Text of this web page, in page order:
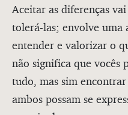
Aceitar as diferenças
tolerá-las; envolve uma
entender e valorizar o
não significa que vocês
tudo, mas sim
ambos possam se